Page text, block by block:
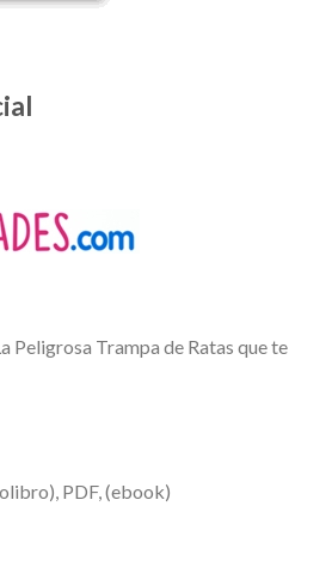
Peligrosa Trampa de Ratas que te
PDF, (ebook)